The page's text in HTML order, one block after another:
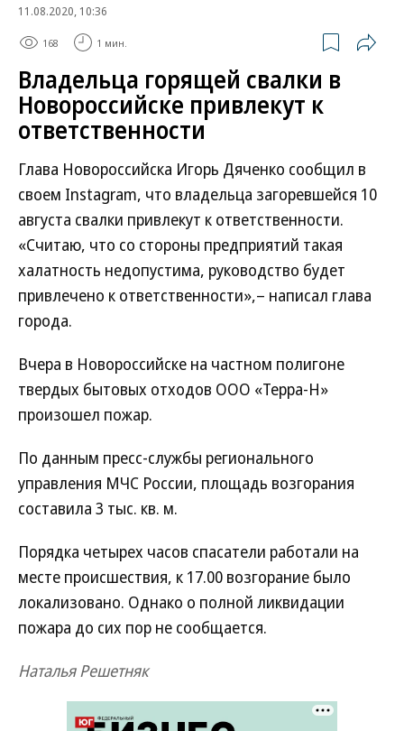
11.08.2020, 10:36
168 1 мин.
Владельца горящей свалки в
Новороссийске привлекут к
ответственности
Глава Новороссийска Игорь Дяченко сообщил в
своем Instagram, что владельца загоревшейся 10
августа свалки привлекут к ответственности.
«Считаю, что со стороны предприятий такая
халатность недопустима, руководство будет
привлечено к ответственности»,– написал глава
города.
Вчера в Новороссийске на частном полигоне
твердых бытовых отходов ООО «Терра-Н»
произошел пожар.
По данным пресс-службы регионального
управления МЧС России, площадь возгорания
составила 3 тыс. кв. м.
Порядка четырех часов спасатели работали на
месте происшествия, к 17.00 возгорание было
локализовано. Однако о полной ликвидации
пожара до сих пор не сообщается.
Наталья Решетняк